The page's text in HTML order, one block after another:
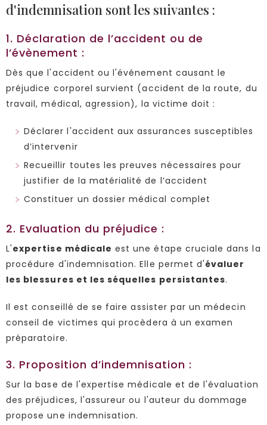
d'indemnisation sont les suivantes :
1. Déclaration de l’accident ou de
l’évènement :
Dès que l'accident ou l'événement causant le
préjudice corporel survient (accident de la route, du
travail, médical, agression), la victime doit :
Déclarer l'accident aux assurances susceptibles
d’intervenir
Recueillir toutes les preuves nécessaires pour
justifier de la matérialité de l’accident
Constituer un dossier médical complet
2. Evaluation du préjudice :
L'expertise médicale est une étape cruciale dans la
procédure d'indemnisation. Elle permet d'évaluer
les blessures et les séquelles persistantes.
Il est conseillé de se faire assister par un médecin
conseil de victimes qui procèdera à un examen
préparatoire.
3. Proposition d’indemnisation :
Sur la base de l'expertise médicale et de l'évaluation
des préjudices, l'assureur ou l'auteur du dommage
propose une indemnisation.